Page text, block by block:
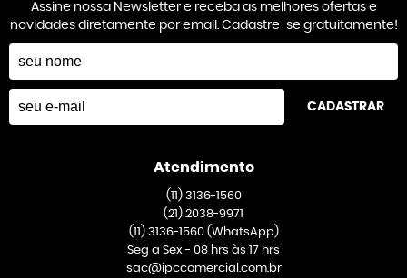
Assine nossa Newsletter e receba as melhores ofertas e
novidades diretamente por email. Cadastre-se gratuitamente!
CADASTRAR
Atendimento
(11)3136-1560
(21) 2038-9971
(11)3136-1560 (WhatsApp)
Seg a Sex - 08 hrs às 17 hrs
sac@ipccomercial.com.br